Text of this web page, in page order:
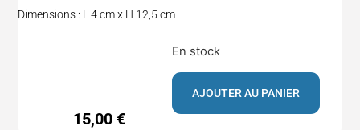
Dimensions : L 4 cm x H 12,5 cm
15,00 €
En stock
AJOUTER AU PANIER